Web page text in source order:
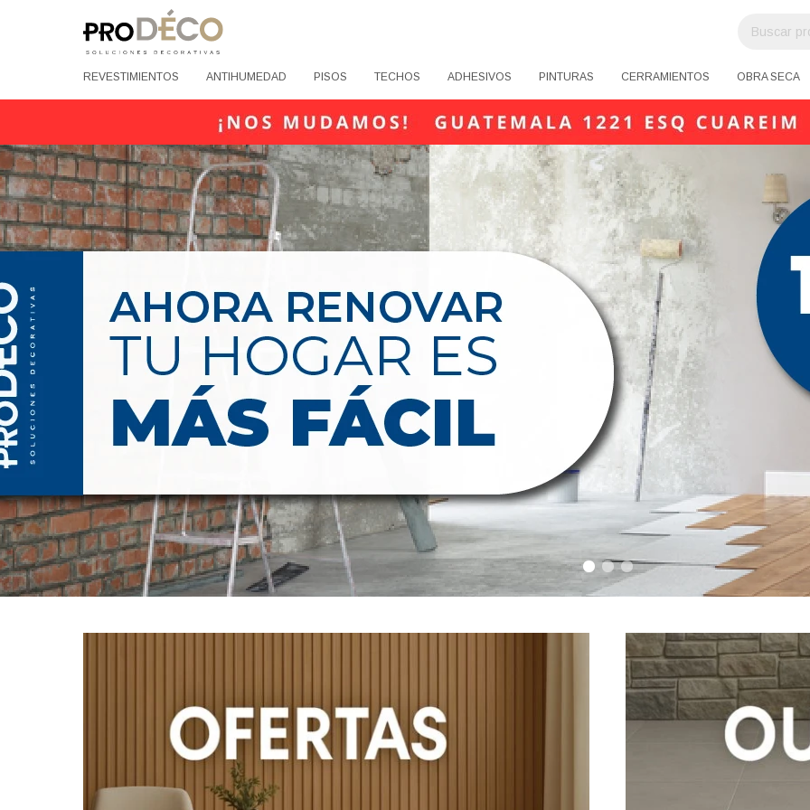
REVESTIMIENTOS ANTIHUMEDAD PISOS TECHOS ADHESIVOS PINTURAS CERRAMIENTOS OBRA SECA